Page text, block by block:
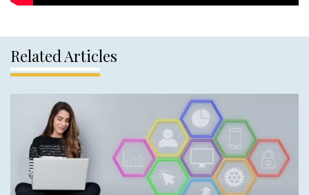
Related Articles